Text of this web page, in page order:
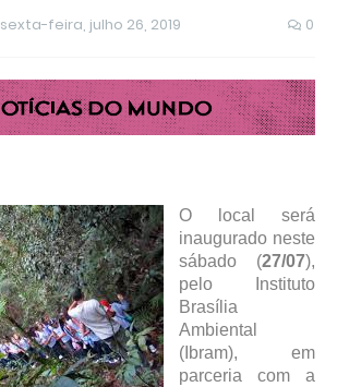
sexta-feira, julho 26, 2019 0
O local será
inaugurado neste
sábado (27/07),
pelo Instituto
Brasília
Ambiental
(Ibram), em
parceria com a